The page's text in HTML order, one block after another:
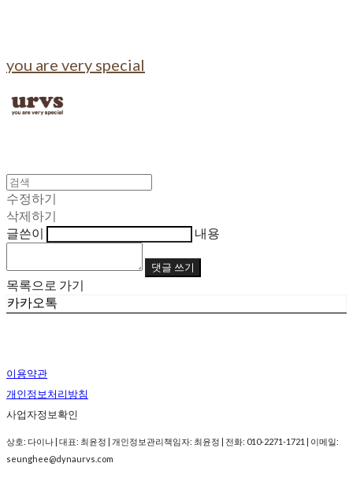
you are very special
수정하기
삭제하기
글쓴이
내용
댓글 쓰기
목록으로 가기
카카오톡
이용약관
개인정보처리방침
사업자정보확인
상호: 다이나 | 대표: 최윤정 | 개인정보관리책임자: 최윤정 | 전화: 010-2271-1721 | 이메일:
seunghee@dynaurvs.com